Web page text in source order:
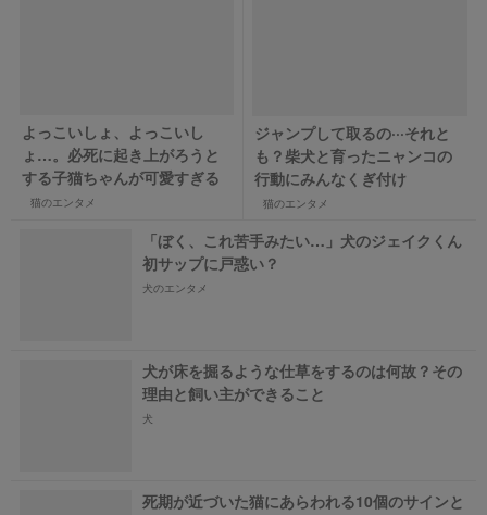
よっこいしょ、よっこいし
ょ…。必死に起き上がろうと
する子猫ちゃんが可愛すぎる
猫のエンタメ
ジャンプして取るの···それと
も？柴犬と育ったニャンコの
行動にみんなくぎ付け
猫のエンタメ
「ぼく、これ苦手みたい…」犬のジェイクくん
初サップに戸惑い？
犬のエンタメ
犬が床を掘るような仕草をするのは何故？その
理由と飼い主ができること
犬
死期が近づいた猫にあらわれる10個のサインと